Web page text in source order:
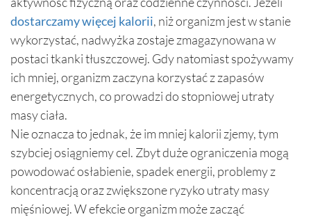
dostarczamy więcej kalorii, niż organizm jest w stanie
wykorzystać, nadwyżka zostaje zmagazynowana w
postaci tkanki tłuszczowej. Gdy natomiast spożywamy
ich mniej, organizm zaczyna korzystać z zapasów
energetycznych, co prowadzi do stopniowej utraty
masy ciała.
Nie oznacza to jednak, że im mniej kalorii zjemy, tym
szybciej osiągniemy cel. Zbyt duże ograniczenia mogą
powodować osłabienie, spadek energii, problemy z
koncentracją oraz zwiększone ryzyko utraty masy
mięśniowej. W efekcie organizm może zacząć